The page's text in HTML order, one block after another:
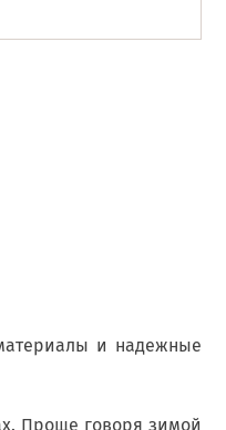
и надежные
Проще говоря зимой